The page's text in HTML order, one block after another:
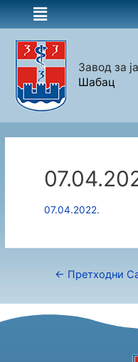
Завод за
Шабац
07.04.2022.
← Претходни